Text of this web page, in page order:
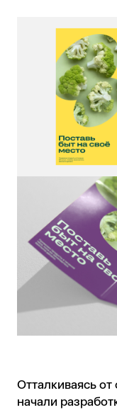
Отталкиваясь
начали